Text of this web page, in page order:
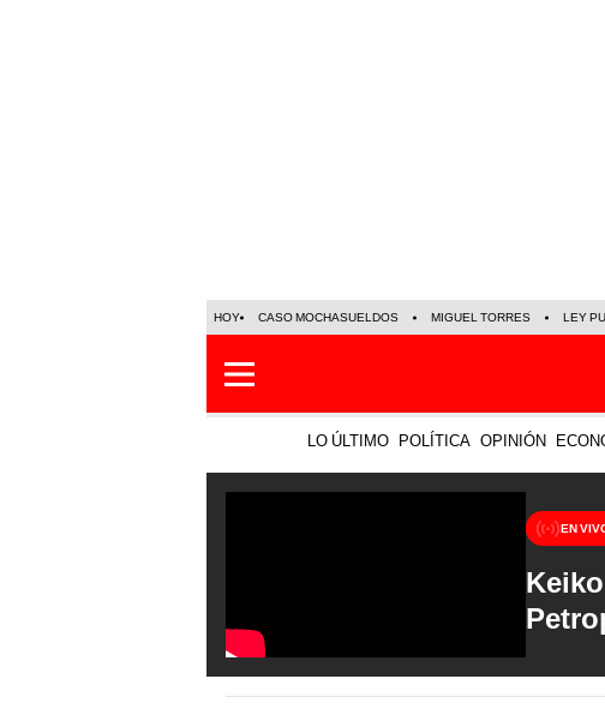
HOY CASO MOCHASUELDOS MIGUEL TORRES LEY
LO ÚLTIMO POLÍTICA OPINIÓN
EN